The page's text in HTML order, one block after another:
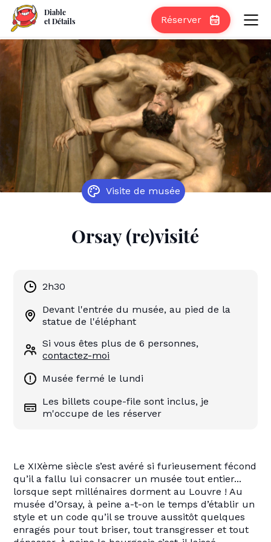
Diable
et Détails
Visite de musée
Orsay (re)visité
2h30
Devant l'entrée du musée, au pied de la
statue de l'éléphant
Si vous êtes plus de 6 personnes,
contactez-moi
Musée fermé le lundi
Les billets coupe-file sont inclus, je
m'occupe de les réserver
Le XIXème siècle s’est avéré si furieusement fécond
qu’il a fallu lui consacrer un musée tout entier...
lorsque sept millénaires dorment au Louvre ! Au
musée d’Orsay, à peine a-t-on le temps d’établir un
style et un code qu’il se trouve aussitôt quelques
enragés pour tout briser, tout transgresser et tout
Réserver